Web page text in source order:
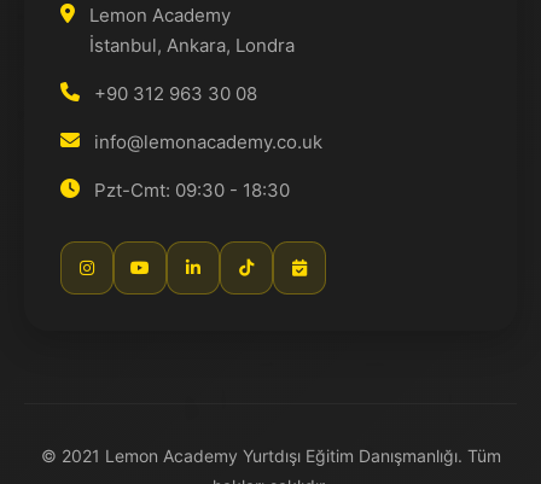
Lemon Academy
İstanbul, Ankara, Londra
+90 312 963 30 08
info@lemonacademy.co.uk
Pzt-Cmt: 09:30 - 18:30
© 2021 Lemon Academy Yurtdışı Eğitim Danışmanlığı. Tüm